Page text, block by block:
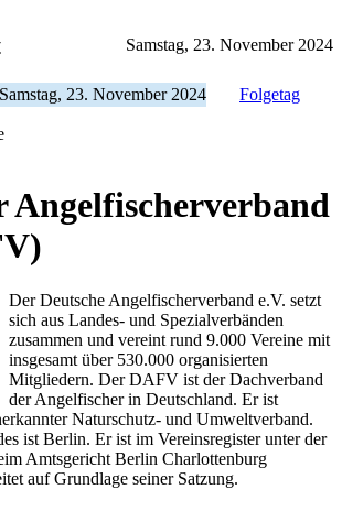
Samstag, 23. November 2024
Samstag, 23. November 2024 Folgetag
Angelfischerverband
Der Deutsche Angelfischerverband e.V. setzt
sich aus Landes- und Spezialverbänden
zusammen und vereint rund 9.000 Vereine mit
insgesamt über 530.000 organisierten
Mitgliedern. Der DAFV ist der Dachverband
der Angelfischer in Deutschland. Er ist
Naturschutz- und Umweltverband.
ist Berlin. Er ist im Vereinsregister unter der
Amtsgericht Berlin Charlottenburg
auf Grundlage seiner Satzung.